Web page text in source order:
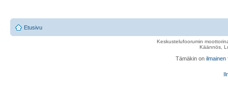
Etusivu
Keskustelufoorumin
Käännös,
Tämäkin on ilmainen